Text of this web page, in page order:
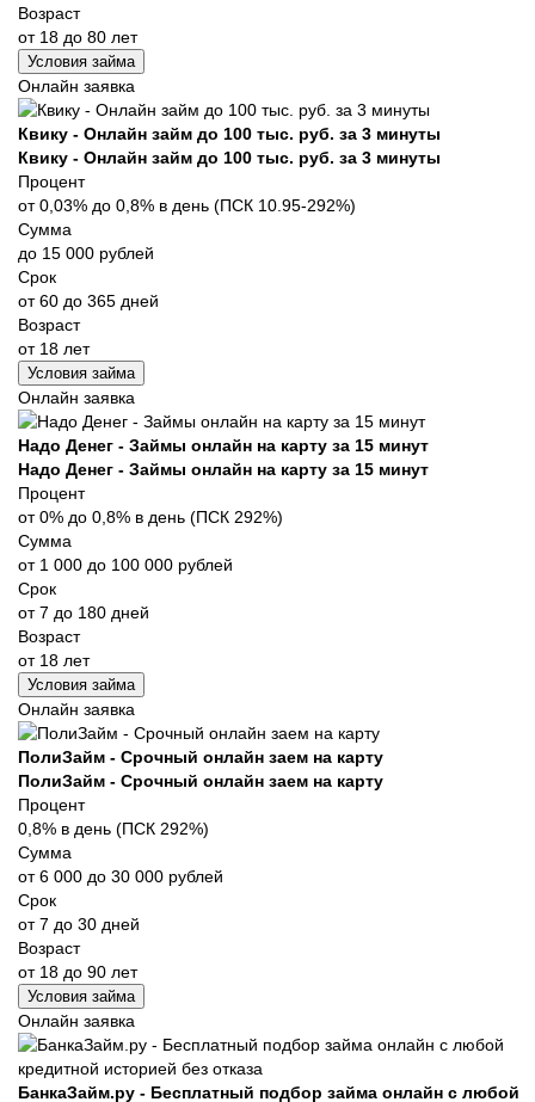
Возраст
от 18 до 80 лет
Условия займа
Онлайн заявка
Квику - Онлайн займ до 100 тыс. руб. за 3 минуты
Квику - Онлайн займ до 100 тыс. руб. за 3 минуты
Процент
от 0,03% до 0,8% в день (ПСК 10.95-292%)
Сумма
до 15 000 рублей
Срок
от 60 до 365 дней
Возраст
от 18 лет
Условия займа
Онлайн заявка
Надо Денег - Займы онлайн на карту за 15 минут
Надо Денег - Займы онлайн на карту за 15 минут
Процент
от 0% до 0,8% в день (ПСК 292%)
Сумма
от 1 000 до 100 000 рублей
Срок
от 7 до 180 дней
Возраст
от 18 лет
Условия займа
Онлайн заявка
ПолиЗайм - Срочный онлайн заем на карту
ПолиЗайм - Срочный онлайн заем на карту
Процент
0,8% в день (ПСК 292%)
Сумма
от 6 000 до 30 000 рублей
Срок
от 7 до 30 дней
Возраст
от 18 до 90 лет
Условия займа
Онлайн заявка
БанкаЗайм.ру - Бесплатный подбор займа онлайн с любой